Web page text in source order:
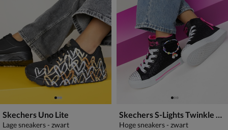
Skechers Uno Lite
Lage sneakers - zwart
Skechers S-Lights Twinkle Charms Bestie
Hoge sneakers - zwart